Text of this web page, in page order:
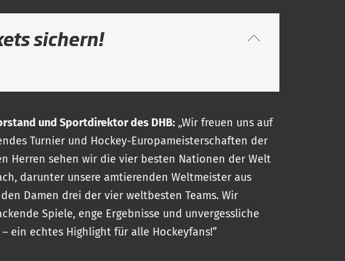
sichern!
und Sportdirektor des DHB: „Wir freuen uns auf
Turnier und Hockey-Europameisterschaften der
Herren sehen wir die vier besten Nationen der Welt
darunter unsere amtierenden Weltmeister aus
Damen drei der vier weltbesten Teams. Wir
Spiele, enge Ergebnisse und unvergessliche
ein echtes Highlight für alle Hockeyfans!”